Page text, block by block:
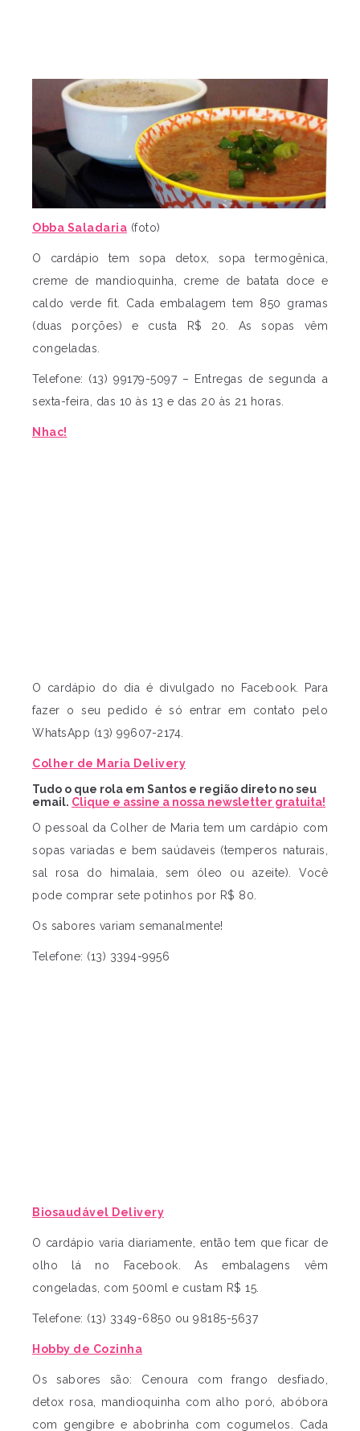
Obba Saladaria (foto)
O cardápio tem sopa detox, sopa termogênica,
creme de mandioquinha, creme de batata doce e
caldo verde fit. Cada embalagem tem 850 gramas
(duas porções) e custa R$ 20. As sopas vêm
congeladas.
Telefone: (13) 99179-5097 – Entregas de segunda a
sexta-feira, das 10 às 13 e das 20 às 21 horas.
Nhac!
O cardápio do dia é divulgado no Facebook. Para
fazer o seu pedido é só entrar em contato pelo
WhatsApp (13) 99607-2174.
Colher de Maria Delivery
Tudo o que rola em Santos e região direto no seu
email. Clique e assine a nossa newsletter gratuita!
O pessoal da Colher de Maria tem um cardápio com
sopas variadas e bem saúdaveis (temperos naturais,
sal rosa do himalaia, sem óleo ou azeite). Você
pode comprar sete potinhos por R$ 80.
Os sabores variam semanalmente!
Telefone: (13) 3394-9956
Biosaudável Delivery
O cardápio varia diariamente, então tem que ficar de
olho lá no Facebook. As embalagens vêm
congeladas, com 500ml e custam R$ 15.
Telefone: (13) 3349-6850 ou 98185-5637
Hobby de Cozinha
Os sabores são: Cenoura com frango desfiado,
detox rosa, mandioquinha com alho poró, abóbora
com gengibre e abobrinha com cogumelos. Cada